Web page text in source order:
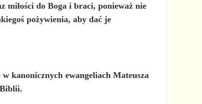
miłości do Boga i braci, ponieważ nie
pożywienia, aby dać je
kanonicznych ewangeliach Mateusza